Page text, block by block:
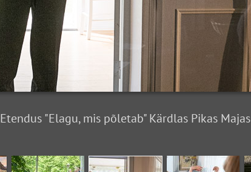
Etendus "Elagu, mis põletab" Kärdlas Pikas Majas